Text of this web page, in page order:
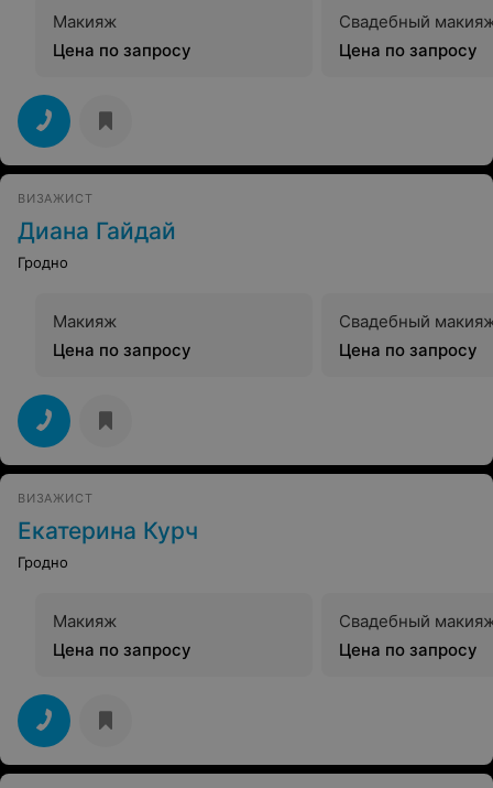
Макияж
Цена по запросу
Свадебный
Цена по запросу
ВИЗАЖИСТ
Диана Гайдай
Гродно
Макияж
Цена по запросу
Свадебный
Цена по запросу
ВИЗАЖИСТ
Екатерина Курч
Гродно
Макияж
Цена по запросу
Свадебный
Цена по запросу